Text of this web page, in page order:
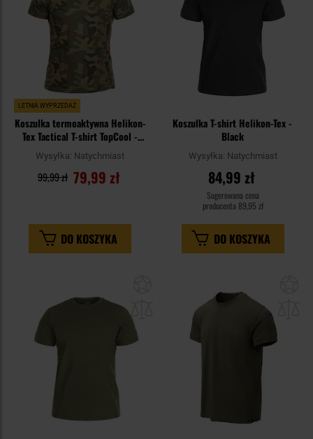
LETNIA WYPRZEDAŻ
Koszulka termoaktywna Helikon-
Tex Tactical T-shirt TopCool -
wz.93 Pantera PL Woodland
Wysyłka: Natychmiast
79,99 zł
99,99 zł
DO KOSZYKA
Koszulka T-shirt Helikon-Tex -
Black
Wysyłka: Natychmiast
84,99 zł
Sugerowana cena
producenta 89,95 zł
DO KOSZYKA
schowka